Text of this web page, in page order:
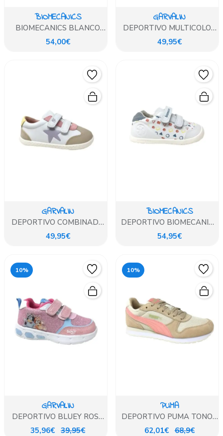
BIOMECANICS
BIOMECANICS BLANCO
ESTAMPADO
54,00€
GARVALIN
DEPORTIVO MULTICOLOR
ESTRELLA VERDE
GARVALIN
49,95€
GARVALIN
DEPORTIVO COMBINADO
ESTRELLA LILA GARVALIN
49,95€
BIOMECANICS
DEPORTIVO BIOMECANICS
BLANCO DETALLES
COLORES
54,95€
10%
GARVALIN
DEPORTIVO BLUEY ROSA
CON LUCES
35,96€ 39,95€
10%
PUMA
DEPORTIVO PUMA TONOS
PASTELES BEIG Y ROSA
62,01€ 68,9€